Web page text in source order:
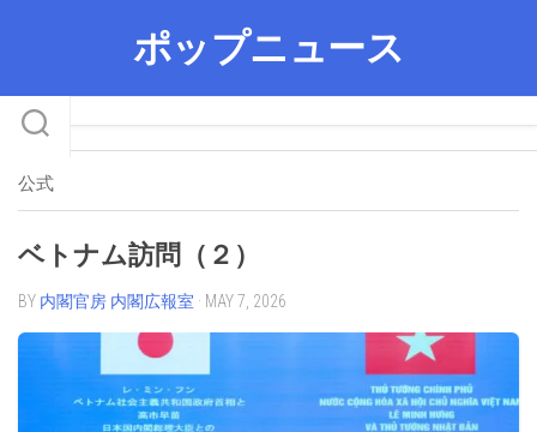
ポップニュース
公式
ベトナム訪問（２）
BY 内閣官房 内閣広報室 · MAY 7, 2026